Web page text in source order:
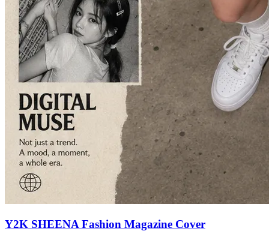
Y2K SHEENA Fashion Magazine Cover